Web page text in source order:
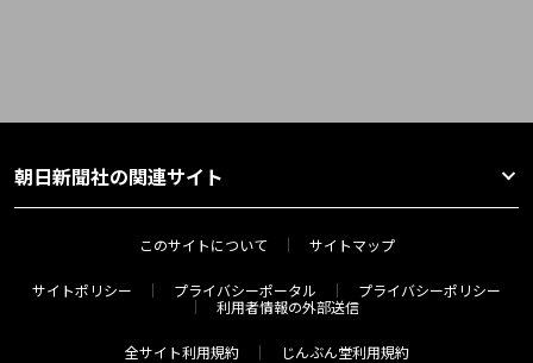
朝日新聞社の関連サイト
このサイトについて サイトマップ
サイトポリシー プライバシーポータル
プライバシーポリシー
利用者情報の外部送信
全サイト利用規約 じんぶん堂利用規約